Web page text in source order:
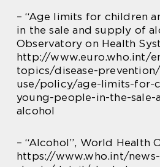
– “Age limits for children
in the sale and supply of
Observatory on Health
http://www.euro.who.int/
topics/disease-
use/policy/age-limits-for-
young-people-in-the-
alcohol
– “Alcohol”, World Health
https://www.who.int/